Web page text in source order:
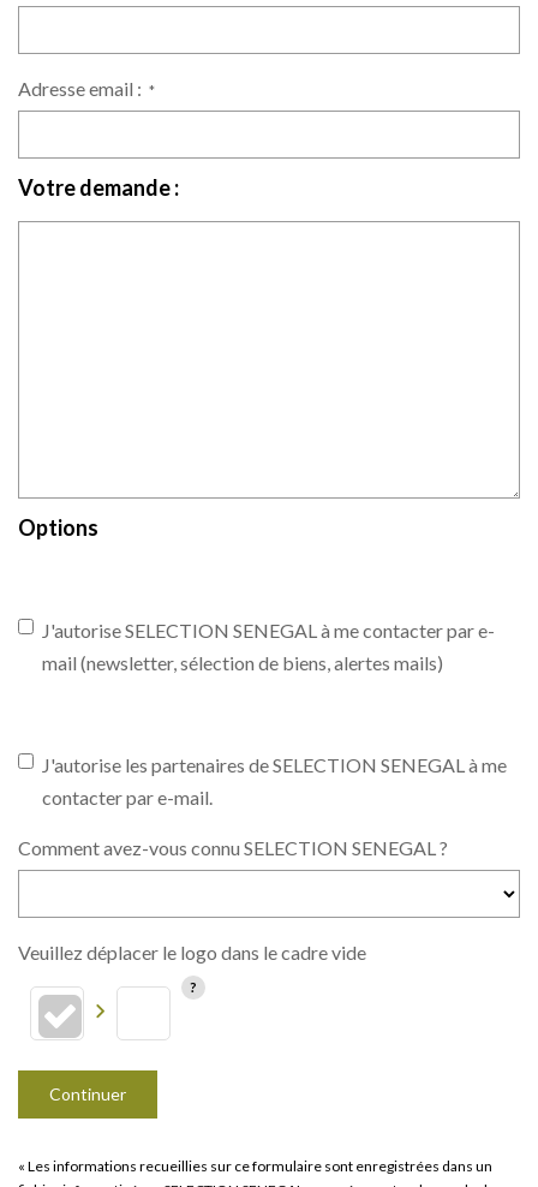
Adresse email : *
Votre demande :
Options
J'autorise SELECTION SENEGAL à me contacter par e-
mail (newsletter, sélection de biens, alertes mails)
J'autorise les partenaires de SELECTION SENEGAL à me
contacter par e-mail.
Comment avez-vous connu SELECTION SENEGAL ?
Veuillez déplacer le logo dans le cadre vide
Continuer
« Les informations recueillies sur ce formulaire sont enregistrées dans un